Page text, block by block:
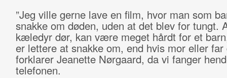
”Jeg ville gerne lave en film, hvor man som
snakke om døden, uden at det blev for tungt.
kæledyr dør, kan være meget hårdt for et
er lettere at snakke om, end hvis mor eller far
forklarer Jeanette Nørgaard, da vi fanger
telefonen.